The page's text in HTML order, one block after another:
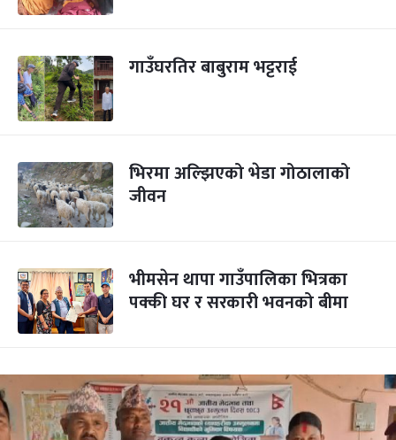
गाउँघरतिर बाबुराम भट्टराई
भिरमा अल्झिएको भे‌डा गोठालाको
जीवन
भीमसेन थापा गाउँपालिका भित्रका
पक्की घर र सरकारी भवनको बीमा